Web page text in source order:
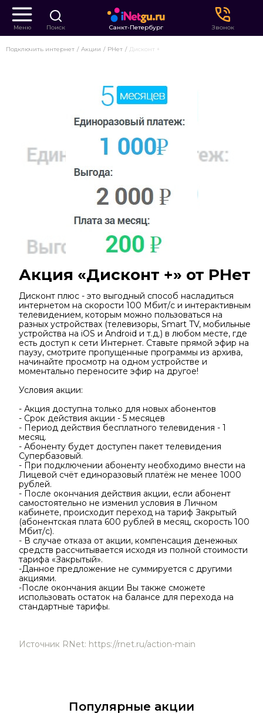
Меню Поиск Санкт-Петербург Звонок
Подключить интернет Акции РНет Дисконт +
Акция «Дисконт +» от РНет
Дисконт плюс - это выгодный способ насладиться
интернетом на скорости 100 Мбит/с и интерактивным
телевидением, которым можно пользоваться на
разных устройствах (телевизоры, Smart TV, мобильные
устройства на iOS и Android и т.д.) в любом месте, где
есть доступ к сети Интернет. Ставьте прямой эфир на
паузу, смотрите пропущенные программы из архива,
начинайте просмотр на одном устройстве и
моментально переносите эфир на другое!
Условия акции:
- Акция доступна только для новых абонентов
- Срок действия акции - 5 месяцев
- Период действия бесплатного телевидения - 1
месяц.
- Абоненту будет доступен пакет телевидения
Супербазовый.
- При подключении абоненту необходимо внести на
Лицевой счёт единоразовый платёж не менее 1000
рублей.
- После окончания действия акции, если абонент
самостоятельно не изменил условия в Личном
кабинете, происходит переход на тариф Закрытый
(абонентская плата 600 рублей в месяц, скорость 100
Мбит/с).
- В случае отказа от акции, компенсация денежных
средств рассчитывается исходя из полной стоимости
тарифа «Закрытый».
-Данное предложение не суммируется с другими
акциями.
-После окончания акции Вы также сможете
использовать остаток на балансе для перехода на
стандартные тарифы.
Источник RNet: https://rnet.ru/action-main
Популярные акции